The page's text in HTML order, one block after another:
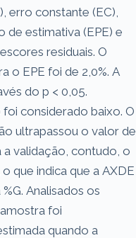
erro constante (EC),
estimativa (EPE) e
residuais. O
o EPE foi de 2,0%. A
do p < 0,05.
foi considerado baixo. O
ultrapassou o valor de
validação, contudo, o
que indica que a AXDE
Analisados os
foi
quando a